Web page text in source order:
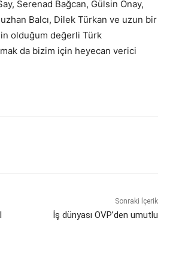
Serenad Bağcan, Gülsin Onay,
Balcı, Dilek Türkan ve uzun bir
olduğum değerli Türk
da bizim için heyecan verici
Sonraki İçerik
İş dünyası OVP’den umutlu